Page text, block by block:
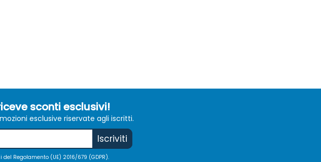
sconti esclusivi!
esclusive riservate agli iscritti.
Iscriviti
del Regolamento (UE) 2016/679 (GDPR).